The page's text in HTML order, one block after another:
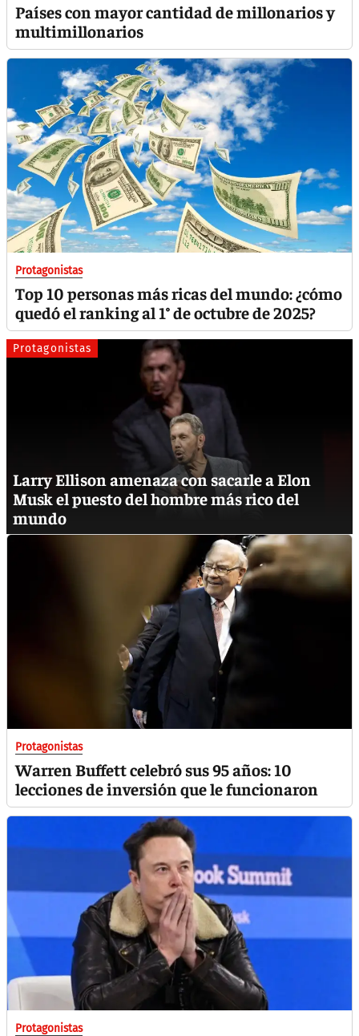
Países con mayor cantidad de millonarios y
multimillonarios
Protagonistas
Top 10 personas más ricas del mundo: ¿cómo
quedó el ranking al 1° de octubre de 2025?
Protagonistas
Larry Ellison amenaza con sacarle a Elon
Musk el puesto del hombre más rico del
mundo
Protagonistas
Warren Buffett celebró sus 95 años: 10
lecciones de inversión que le funcionaron
Protagonistas